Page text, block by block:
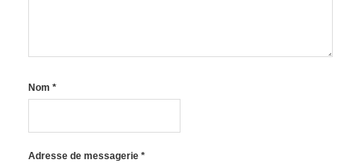
Nom *
Adresse de messagerie *